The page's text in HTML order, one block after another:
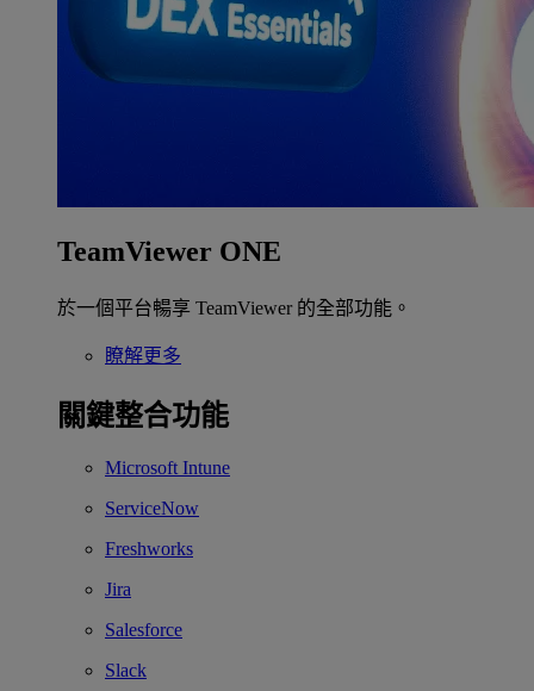
TeamViewer ONE
於一個平台暢享 TeamViewer 的全部功能。
瞭解更多
關鍵整合功能
Microsoft Intune
ServiceNow
Freshworks
Jira
Salesforce
Slack